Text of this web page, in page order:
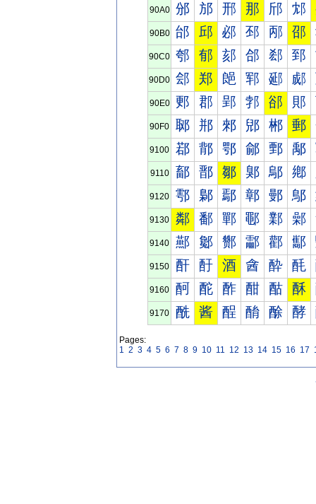
90A0 邠 邡 邢 那 邤 邥
90B0 邰 邱 邲 邳 邴 邵
90C0 郀 郁 郂 郃 郄 郅
90D0 郐 郑 郒 郓 郔 郕
90E0 郠 郡 郢 郣 郤 郥
90F0 郰 郱 郲 郳 郴 郵
9100 鄀 鄁 鄂 鄃 鄄 鄅
9110 鄐 鄑 鄒 鄓 鄔 鄕
9120 鄠 鄡 鄢 鄣 鄤 鄥
9130 鄰 鄱 鄲 鄳 鄴 鄵
9140 酀 酁 酂 酃 酄 酅
9150 酐 酑 酒 酓 酔 酕
9160 酠 酡 酢 酣 酤 酥
9170 酰 酱 酲 酳 酴 酵
Pages:
1 2 3 4 5 6 7 8 9 10 11 12 13 14 15 16 17